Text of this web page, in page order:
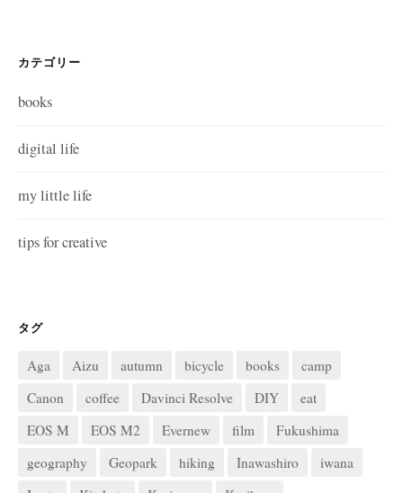
カテゴリー
books
digital life
my little life
tips for creative
タグ
Aga Aizu autumn bicycle books
camp
Canon
coffee Davinci Resolve DIY
eat
EOS M
EOS M2 Evernew film
Fukushima
geography
Geopark hiking Inawashiro
iwana